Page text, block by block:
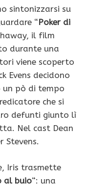
sintonizzarsi su
“Poker di
il film
durante una
viene scoperto
Evens decidono
un pò di tempo
che si
defunti giunto lì
Nel cast Dean
Stevens.
Iris trasmette
al buio“: una